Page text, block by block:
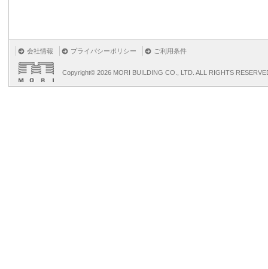
会社情報 プライバシーポリシー ご利用条件
Copyright© 2026 MORI BUILDING CO., LTD. ALL RIGHTS